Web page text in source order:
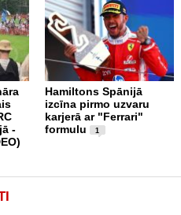
-
Hamiltons Spānijā
izcīna pirmo uzvaru
karjerā ar "Ferrari"
formulu
1